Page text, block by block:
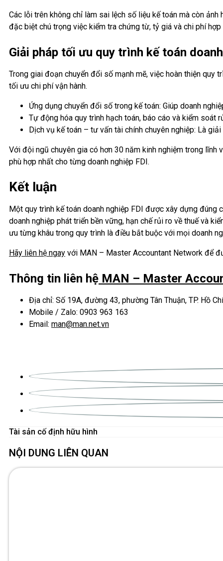
Các lỗi trên không chỉ làm sai lệch số liệu kế toán mà còn
đặc biệt chú trọng việc kiểm tra chứng từ, tỷ giá và chi phí
Giải pháp tối ưu quy trình kế toán
Trong giai đoạn chuyển đổi số mạnh mẽ, việc hoàn thiện quy
tối ưu chi phí vận hành.
Ứng dụng chuyển đổi số trong kế toán: Giúp doanh
Tự động hóa quy trình hạch toán, báo cáo và kiểm soát
Dịch vụ kế toán – tư vấn tài chính chuyên nghiệp: Là
Với đội ngũ chuyên gia có hơn 30 năm kinh nghiệm trong lĩnh
phù hợp nhất cho từng doanh nghiệp FDI.
Kết luận
Một quy trình kế toán doanh nghiệp FDI được xây dựng đúng
doanh nghiệp phát triển bền vững, hạn chế rủi ro về thuế và
ưu từng khâu trong quy trình là điều bắt buộc với mọi doanh
Hãy liên hệ ngay với MAN – Master Accountant Network để
Thông tin liên hệ MAN – Master
Địa chỉ: Số 19A, đường 43, phường Tân Thuận, TP. Hồ
Mobile / Zalo: 0903 963 163
Email: man@man.net.vn
Tài sản cố định hữu hình
NỘI DUNG LIÊN QUAN